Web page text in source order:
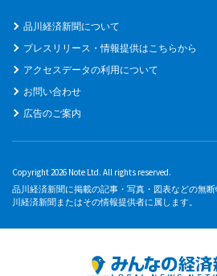
品川経済新聞について
プレスリリース・情報提供はこちらから
アクセスデータの利用について
お問い合わせ
広告のご案内
Copyright 2026 Note Ltd. All rights reserved.
品川経済新聞に掲載の記事・写真・図表などの無
川経済新聞またはその情報提供者に属します。